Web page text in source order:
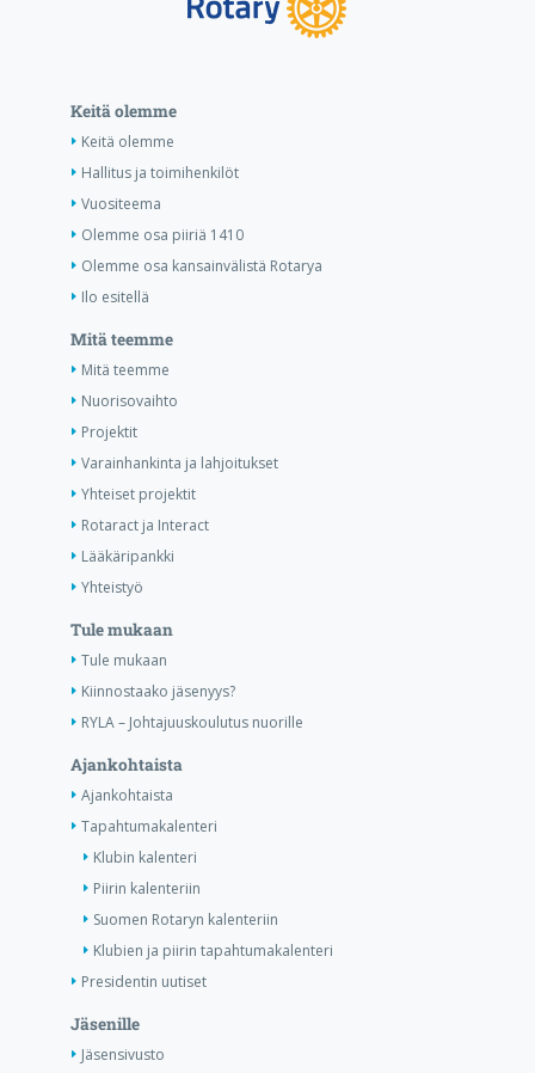
Keitä olemme
Keitä olemme
Hallitus ja toimihenkilöt
Vuositeema
Olemme osa piiriä 1410
Olemme osa kansainvälistä Rotarya
Ilo esitellä
Mitä teemme
Mitä teemme
Nuorisovaihto
Projektit
Varainhankinta ja lahjoitukset
Yhteiset projektit
Rotaract ja Interact
Lääkäripankki
Yhteistyö
Tule mukaan
Tule mukaan
Kiinnostaako jäsenyys?
RYLA – Johtajuuskoulutus nuorille
Ajankohtaista
Ajankohtaista
Tapahtumakalenteri
Klubin kalenteri
Piirin kalenteriin
Suomen Rotaryn kalenteriin
Klubien ja piirin tapahtumakalenteri
Presidentin uutiset
Jäsenille
Jäsensivusto